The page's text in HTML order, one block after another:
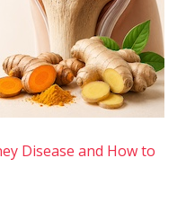
Disease and How to